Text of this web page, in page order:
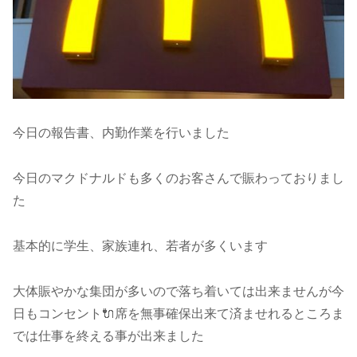
今日の報告書、内勤作業を行いました
今日のマクドナルドも多くのお客さんで賑わっておりまし
た
基本的に学生、家族連れ、若者が多くいます
大体賑やかな集団が多いので落ち着いては出来ませんが今
日もコンセント🔌席を無事確保出来て済ませれるところま
では仕事を終える事が出来ました